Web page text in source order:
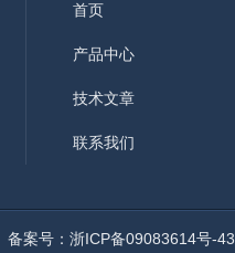
首页
产品中心
技术文章
联系我们
备案号：浙ICP备09083614号-43